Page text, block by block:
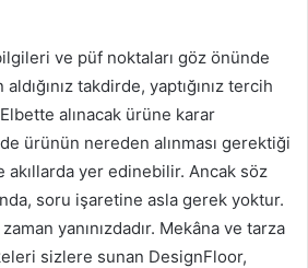
ve püf noktaları göz önünde
takdirde, yaptığınız tercih
alınacak ürüne karar
ürünün nereden alınması gerektiği
yer edinebilir. Ancak söz
soru işaretine asla gerek yoktur.
yanınızdadır. Mekâna ve tarza
sizlere sunan DesignFloor,